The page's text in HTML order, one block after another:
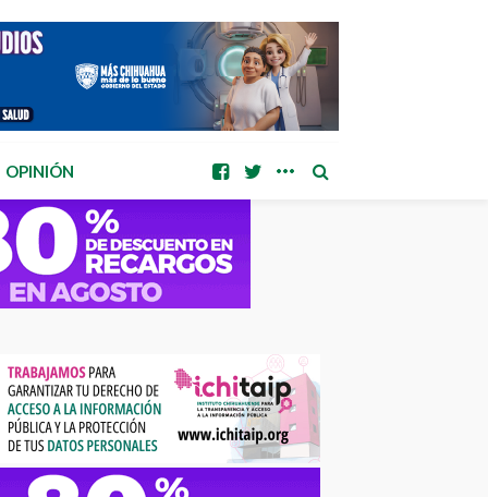
OPINIÓN